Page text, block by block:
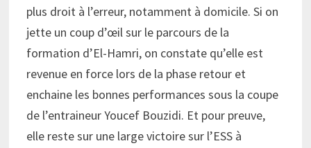
plus droit à l’erreur, notamment à domicile. Si on
jette un coup d’œil sur le parcours de la
formation d’El-Hamri, on constate qu’elle est
revenue en force lors de la phase retour et
enchaine les bonnes performances sous la coupe
de l’entraineur Youcef Bouzidi. Et pour preuve,
elle reste sur une large victoire sur l’ESS à